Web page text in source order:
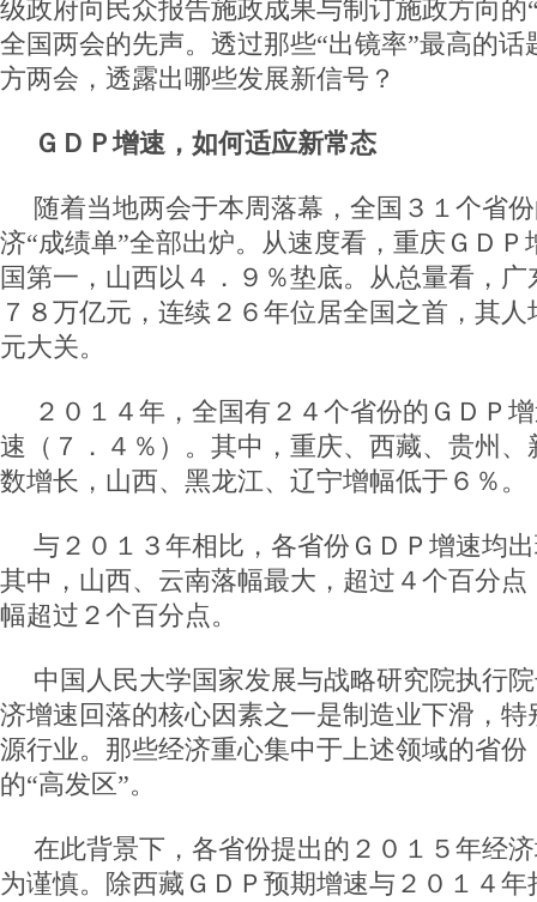
级政府向民众报告施政成果与制订施政方向的
全国两会的先声。透过那些“出镜率”最高的
方两会，透露出哪些发展新信号？
ＧＤＰ增速，如何适应新常态
随着当地两会于本周落幕，全国３１个省
济“成绩单”全部出炉。从速度看，重庆ＧＤ
国第一，山西以４．９％垫底。从总量看，
７８万亿元，连续２６年位居全国之首，其
元大关。
２０１４年，全国有２４个省份的ＧＤＰ
速（７．４％）。其中，重庆、西藏、贵州
数增长，山西、黑龙江、辽宁增幅低于６％。
与２０１３年相比，各省份ＧＤＰ增速均
其中，山西、云南落幅最大，超过４个百分
幅超过２个百分点。
中国人民大学国家发展与战略研究院执行
济增速回落的核心因素之一是制造业下滑，
源行业。那些经济重心集中于上述领域的省
的“高发区”。
在此背景下，各省份提出的２０１５年经
为谨慎。除西藏ＧＤＰ预期增速与２０１４